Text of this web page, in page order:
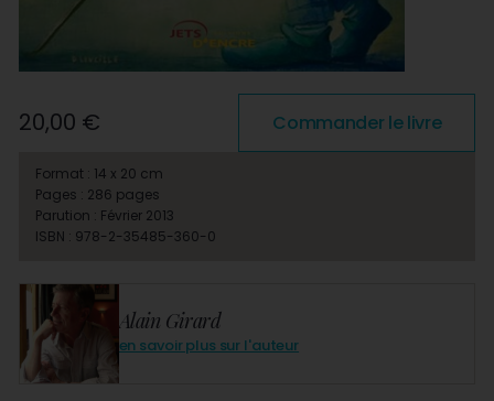
Alain Girard
en savoir plus sur l'auteur
20,00 € Commander le livre
Format : 14 x 20 cm
Pages : 286 pages
Parution : Février 2013
ISBN : 978-2-35485-360-0